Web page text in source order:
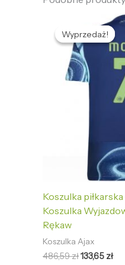
Wyprzedaż!
Wyprzedaż!
Koszulka
Koszulka
Rękaw
Koszulka Ajax
486,59zł
Pierwotna
wynosiła:
486,59 zł.
133,65 zł